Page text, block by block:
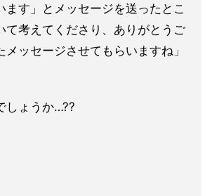
ま す」とメッセージを送ったとこ
考えてくださり、 ありがとうご
メッセージさせてもらいますね」
しょうか…??